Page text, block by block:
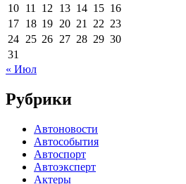
10 11 12 13 14 15 16
17 18 19 20 21 22 23
24 25 26 27 28 29 30
31
« Июл
Рубрики
Автоновости
Автособытия
Автоспорт
Автоэксперт
Актеры